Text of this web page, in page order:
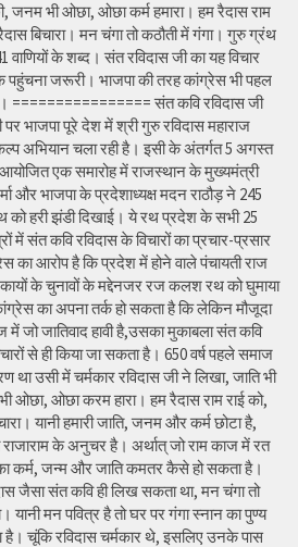
जनम भी ओछा, ओछा कर्म हमारा। हम रैदास राम
बिचारा। मन चंगा तो कठौती में गंगा। गुरु ग्रंथ
वाणियों के शब्द। संत रविदास जी का यह विचार
पहुंचना जरूरी। भाजपा की तरह कांग्रेस भी पहल
================ संत कवि रविदास जी
पर भाजपा पूरे देश में श्री गुरु रविदास महाराज
अभियान चला रही है। इसी के अंतर्गत 5 अगस्त
एक समारोह में राजस्थान के मुख्यमंत्री
और भाजपा के प्रदेशाध्यक्ष मदन राठौड़ ने 245
हरी झंडी दिखाई। ये रथ प्रदेश के सभी 25
में संत कवि रविदास के विचारों का प्रचार-प्रसार
का आरोप है कि प्रदेश में होने वाले पंचायती राज
के चुनावों के मद्देनजर रज कलश रथ को घुमाया
का अपना तर्क हो सकता है कि लेकिन मौजूदा
जो जातिवाद हावी है,उसका मुकाबला संत कवि
से ही किया जा सकता है। 650 वर्ष पहले समाज
था उसी में चर्मकार रविदास जी ने लिखा, जाति भी
ओछा, ओछा करम हारा। हम रैदास राम राई को,
यानी हमारी जाति, जनम और कर्म छोटा है,
के अनुचर है। अर्थात् जो राम काज में रत
कर्म, जन्म और जाति कमतर कैसे हो सकता है।
जैसा संत कवि ही लिख सकता था, मन चंगा तो
यानी मन पवित्र है तो घर पर गंगा स्नान का पुण्य
है। चूंकि रविदास चर्मकार थे, इसलिए उनके पास